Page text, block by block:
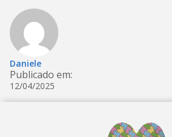
Daniele
Publicado em:
12/04/2025